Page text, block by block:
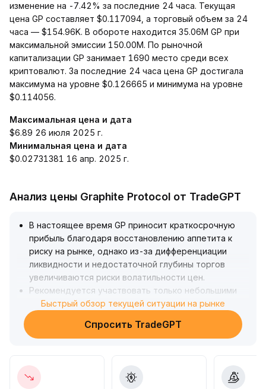
изменение на -7.42% за последние 24 часа. Текущая
цена GP составляет $0.117094, а торговый объем за 24
часа — $154.96K. В обороте находится 35.06M GP при
максимальной эмиссии 150.00M. По рыночной
капитализации GP занимает 1690 место среди всех
криптовалют. За последние 24 часа цена GP достигала
максимума на уровне $0.126665 и минимума на уровне
$0.114056.
Максимальная цена и дата
$6.89 26 июля 2025 г.
Минимальная цена и дата
$0.02731381 16 апр. 2025 г.
Анализ цены Graphite Protocol от TradeGPT
В настоящее время GP приносит краткосрочную
прибыль благодаря восстановлению аппетита к
риску на рынке, однако из-за дифференциации
ликвидности и недостаточной глубины торгов
увеличиваются риски волатильности цен.
Рекомендуется участвовать только небольшими
объемами после того, как объем торгов будет
стабильно высоким и произойдет достаточно
глубокая краткосрочная коррекция.
инвесторов, зависит от фундаментальных
показателей проекта и реального прогресса в
Быстрый обзор текущей ситуации на рынке
Спросить TradeGPT